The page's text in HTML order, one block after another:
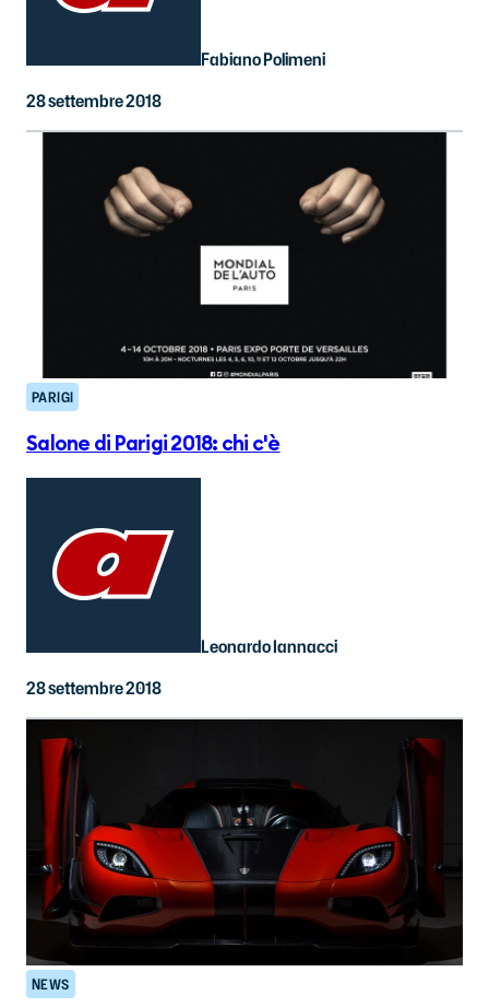
Fabiano Polimeni
28 settembre 2018
PARIGI
Salone di Parigi 2018: chi c'è
Leonardo Iannacci
28 settembre 2018
NEWS